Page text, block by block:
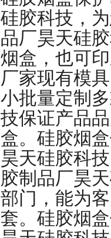
硅胶科技，
品厂昊天硅
烟盒，也可
厂家现有模
小批量定制
技保证产品
盒。 硅胶烟
昊天硅胶科
胶制品厂昊
部门，能为
套。 硅胶烟